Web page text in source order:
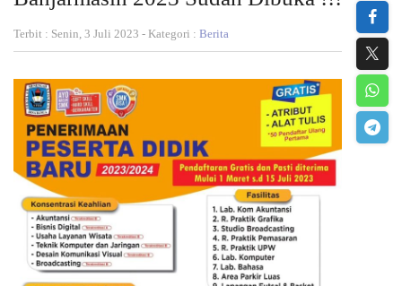
Terbit : Senin, 3 Juli 2023 - Kategori : Berita